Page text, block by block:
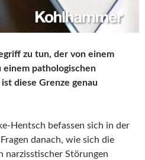
zu tun, der von einem
einem pathologischen
diese Grenze genau
Hentsch befassen sich in der
danach, wie sich die
narzisstischer Störungen